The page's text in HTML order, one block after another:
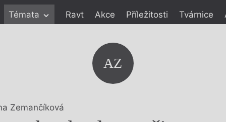
Témata Ravt Akce Příležitosti Tvárnice
AZ
Zemančíková